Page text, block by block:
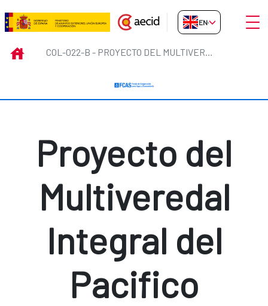
Skip to Main Content
COL-022-B - Proyecto del
EN-GB
INICIO COL-022-B - PROYECTO DEL MULTIVEREDAL INTEGRAL DEL PACÍFICO.
Proyecto del
Multiveredal
Integral del
Pacifico